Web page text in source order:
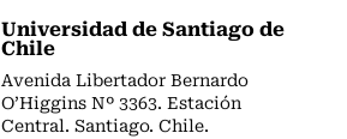
Universidad de Santiago de
Chile
Avenida Libertador Bernardo
O’Higgins Nº 3363. Estación
Central. Santiago. Chile.